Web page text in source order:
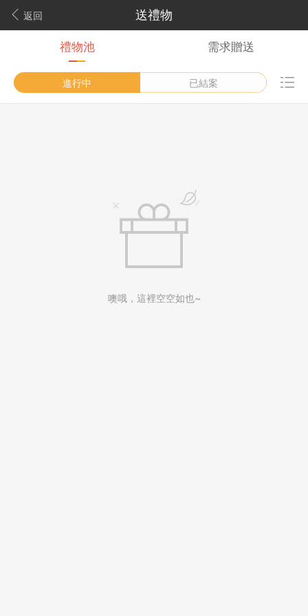
返回 送禮物
禮物池 需求贈送
進行中 已結案
噢哦，這裡空空如也~